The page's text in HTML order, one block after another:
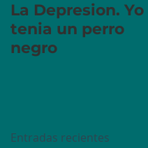
La Depresion. Yo
tenia un perro
negro
Entradas recientes